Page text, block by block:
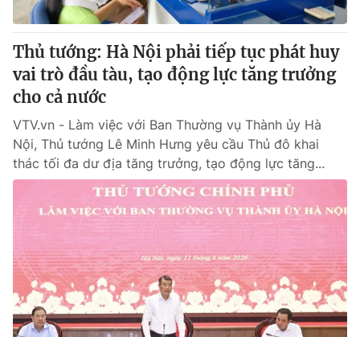
® Cấm sao chép dưới mọi hình thức nếu không có sự chấp
thuận bằng văn bản. Ghi rõ nguồn VTV.vn khi phát hành lại
thông tin từ website này.
Thủ tướng: Hà Nội phải tiếp tục phát huy
vai trò đầu tàu, tạo động lực tăng trưởng
cho cả nước
VTV.vn - Làm việc với Ban Thường vụ Thành ủy Hà
Nội, Thủ tướng Lê Minh Hưng yêu cầu Thủ đô khai
thác tối đa dư địa tăng trưởng, tạo động lực tăng...